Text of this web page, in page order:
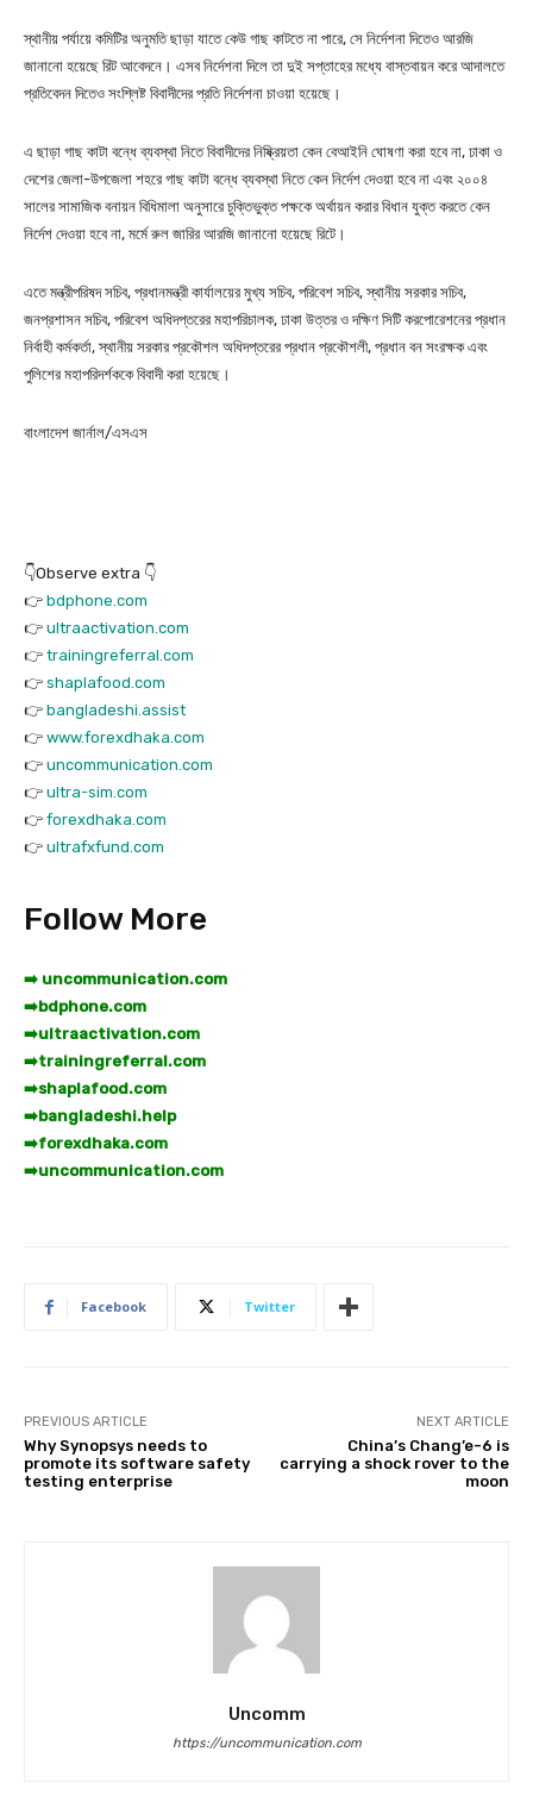
স্থানীয় পর্যায়ে কমিটির অনুমতি ছাড়া যাতে কেউ গাছ কাটতে না পারে, সে নির্দেশনা দিতেও আরজি
জানানো হয়েছে রিট আবেদনে। এসব নির্দেশনা দিলে তা দুই সপ্তাহের মধ্যে বাস্তবায়ন করে আদালতে
প্রতিবেদন দিতেও সংশ্লিষ্ট বিবাদীদের প্রতি নির্দেশনা চাওয়া হয়েছে।
এ ছাড়া গাছ কাটা বন্ধে ব্যবস্থা নিতে বিবাদীদের নিষ্ক্রিয়তা কেন বেআইনি ঘোষণা করা হবে না, ঢাকা ও
দেশের জেলা-উপজেলা শহরে গাছ কাটা বন্ধে ব্যবস্থা নিতে কেন নির্দেশ দেওয়া হবে না এবং ২০০৪
সালের সামাজিক বনায়ন বিধিমালা অনুসারে চুক্তিভুক্ত পক্ষকে অর্থায়ন করার বিধান যুক্ত করতে কেন
নির্দেশ দেওয়া হবে না, মর্মে রুল জারির আরজি জানানো হয়েছে রিটে।
এতে মন্ত্রীপরিষদ সচিব, প্রধানমন্ত্রী কার্যালয়ের মুখ্য সচিব, পরিবেশ সচিব, স্থানীয় সরকার সচিব,
জনপ্রশাসন সচিব, পরিবেশ অধিদপ্তরের মহাপরিচালক, ঢাকা উত্তর ও দক্ষিণ সিটি করপোরেশনের প্রধান
নির্বাহী কর্মকর্তা, স্থানীয় সরকার প্রকৌশল অধিদপ্তরের প্রধান প্রকৌশলী, প্রধান বন সংরক্ষক এবং
পুলিশের মহাপরিদর্শককে বিবাদী করা হয়েছে।
বাংলাদেশ জার্নাল/এসএস
👇Observe extra 👇
👉 bdphone.com
👉 ultraactivation.com
👉 trainingreferral.com
👉 shaplafood.com
👉 bangladeshi.assist
👉 www.forexdhaka.com
👉 uncommunication.com
👉 ultra-sim.com
👉 forexdhaka.com
👉 ultrafxfund.com
Follow More
➡️ uncommunication.com
➡️bdphone.com
➡️ultraactivation.com
➡️trainingreferral.com
➡️shaplafood.com
➡️bangladeshi.help
➡️forexdhaka.com
➡️uncommunication.com
Facebook Twitter
PREVIOUS ARTICLE
Why Synopsys needs to
promote its software safety
testing enterprise
NEXT ARTICLE
China’s Chang’e-6 is
carrying a shock rover to the
moon
Uncomm
https://uncommunication.com